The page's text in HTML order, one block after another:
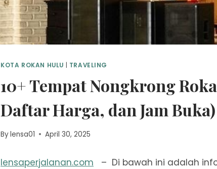
KOTA ROKAN HULU TRAVELING
10+ Tempat Nongkrong
Daftar Harga, dan Jam Buka)
Bylensa01 April 30, 2025
lensaperjalanan.com – Di bawah ini adalah